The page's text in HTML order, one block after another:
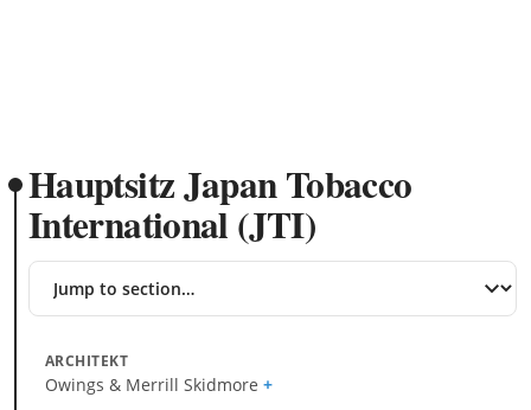
Hauptsitz Japan Tobacco
International (JTI)
Jump
section
ARCHITEKT
Owings & Merrill Skidmore